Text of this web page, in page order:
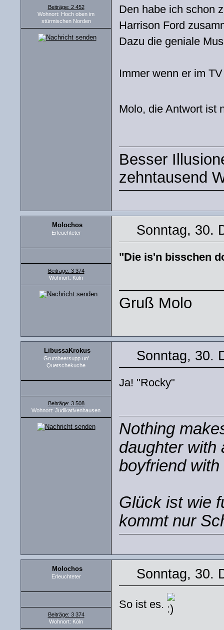
Beiträge: 2 452
Wohnort: Hoch oben im
stürmischen Norden
Den habe ich schon
Harrison Ford
Dazu die geniale
Immer wenn er im
Molo, die Antwort ist
Besser
zehntausend
Molochos
Erleuchteter
Beiträge: 3 374
Wohnort: Köln
Sonntag, 30.
"Die is'n bisschen
Gruß Molo
LibussaKrokus
Grumbeersupp un'
Quetschekuche
Beiträge: 3 508
Wohnort: Judikativenhausen
Sonntag, 30.
Ja! "Rocky"
Nothing
daughter with
boyfriend
Glück ist wie
kommt nur
Molochos
Erleuchteter
Beiträge: 3 374
Wohnort: Köln
Sonntag, 30.
So ist es.